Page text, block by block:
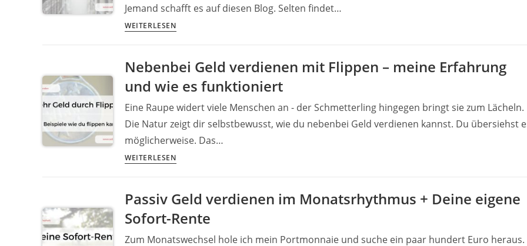
Reise
und
Update
Jemand schafft es auf diesen Blog. Selten findet…
WEITERLESENGeld
Lagerräumen
:
ein
Zukunftstrend?
Nebenbei Geld verdienen mit Flippen – meine Erfahrung
und wie es funktioniert
Eine Raupe widert viele Menschen an - der Schmetterling hingegen bringt sie zum Lächeln.
Die Natur zeigt dir selbstbewusst, wie du nebenbei Geld verdienen kannst. Du übersiehst
möglicherweise. Das…
WEITERLESENNebenbei
mit
Flippen
meine
Passiv Geld verdienen im Monatsrhythmus + Deine eigene
Sofort-Rente
Zum Monatswechsel hole ich mein Portmonnaie und suche ein paar hundert Euro heraus.